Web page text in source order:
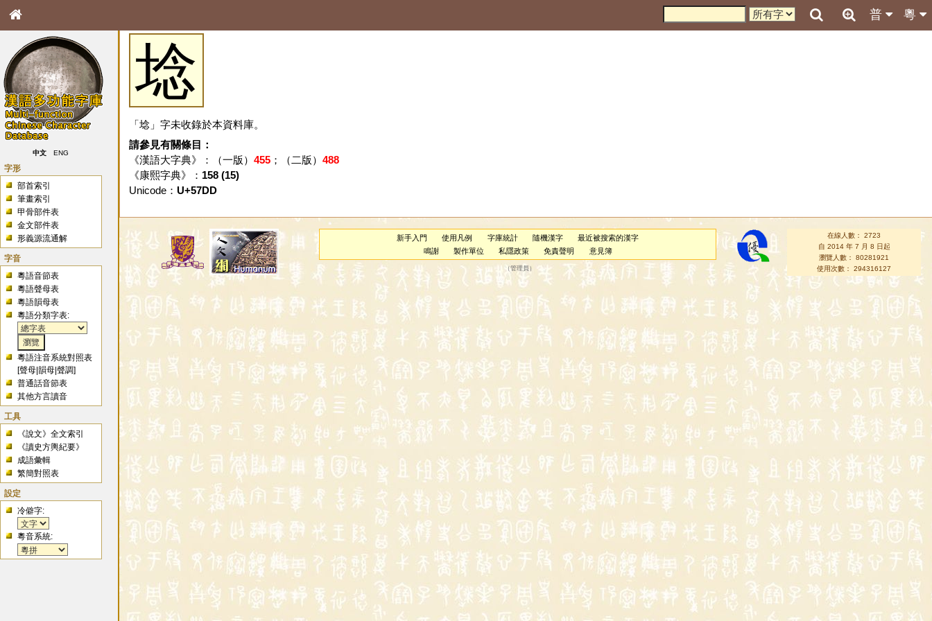
粵
普
中文 ENG
字形
部首索引
筆畫索引
甲骨部件表
金文部件表
形義源流通解
字音
粵語音節表
粵語聲母表
粵語韻母表
粵語分類字表:
粵語注音系統對照表
[聲母 |韻母 |聲調]
普通話音節表
其他方言讀音
工具
《說文》全文索引
《讀史方輿紀要》
成語彙輯
繁簡對照表
設定
冷僻字:
粵音系統:
埝
「埝」字未收錄於本資料庫。
請參見有關條目：
《漢語大字典》：（一版） 455；（二版） 488
《康熙字典》： 158 (15)
Unicode： U+57DD
新手入門 使用凡例 字庫統計 隨機漢字
最近被搜索的漢字
鳴謝
製作單位 私隱政策 免責聲明 意見簿
（管理員 ）
在線人數： 2723
自 2014 年 7 月 8 日起
瀏覽人數： 80281921
使用次數： 294316127